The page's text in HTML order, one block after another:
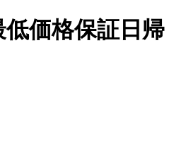
価格保証日